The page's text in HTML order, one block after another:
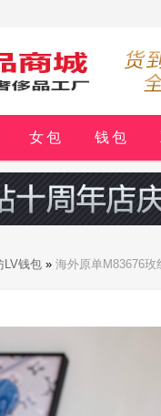
女包 钱包
LV钱包 » 海外原单M83676